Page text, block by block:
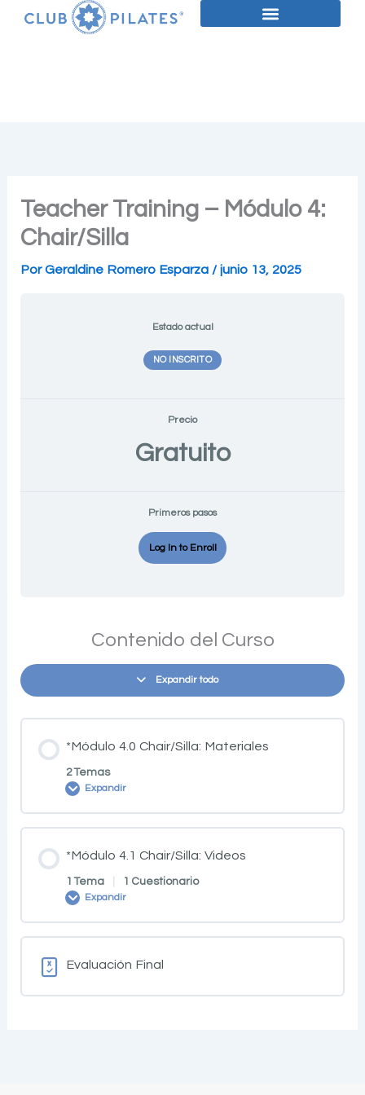
Teacher Training – Módulo 4:
Chair/Silla
PorGeraldine Romero Esparza /junio 13, 2025
Estado actual
NO INSCRITO
Precio
Gratuito
Primeros pasos
Log In to Enroll
Contenido del Curso
Expandir todo
Lecciones
*Módulo 4.0 Chair/Silla: Materiales
2 Temas
Expandir
*Módulo
4.0
Chair/Silla:
*Módulo 4.1 Chair/Silla: Videos
1 Tema 1 Cuestionario
Expandir
*Módulo
4.1
Chair/Silla:
Evaluación Final